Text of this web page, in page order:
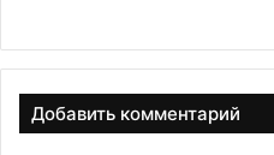
Добавить комментарий